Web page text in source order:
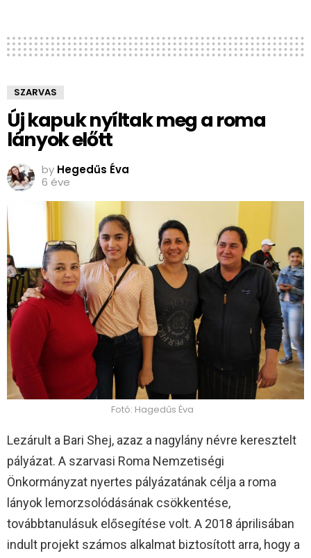
SZARVAS
Új kapuk nyíltak meg a roma
lányok előtt
by Hegedűs Éva
6 éve
Fotó: Hagedűs Éva
Lezárult a Bari Shej, azaz a nagylány névre keresztelt
pályázat. A szarvasi Roma Nemzetiségi
Önkormányzat nyertes pályázatának célja a roma
lányok lemorzsolódásának csökkentése,
továbbtanulásuk elősegítése volt. A 2018 áprilisában
indult projekt számos alkalmat biztosított arra, hogy a